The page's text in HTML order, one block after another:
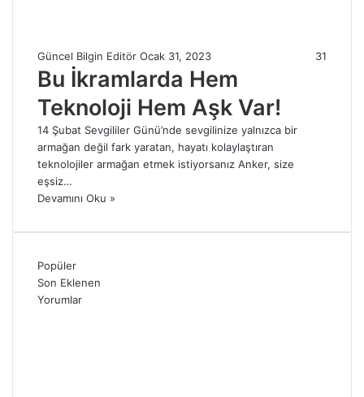
Güncel Bilgin Editör Ocak 31, 2023 31
Bu İkramlarda Hem
Teknoloji Hem Aşk Var!
14 Şubat Sevgililer Günü’nde sevgilinize yalnızca bir
armağan değil fark yaratan, hayatı kolaylaştıran
teknolojiler armağan etmek istiyorsanız Anker, size
eşsiz…
Devamını Oku »
Popüler
Son Eklenen
Yorumlar